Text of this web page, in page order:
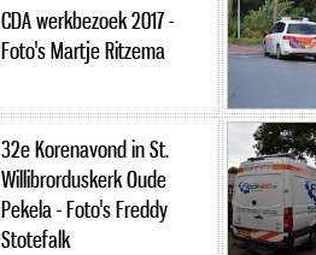
CDA werkbezoek 2017 -
Foto's Martje Ritzema
32e Korenavond in St.
Willibrorduskerk Oude
Pekela - Foto's Freddy
Stotefalk